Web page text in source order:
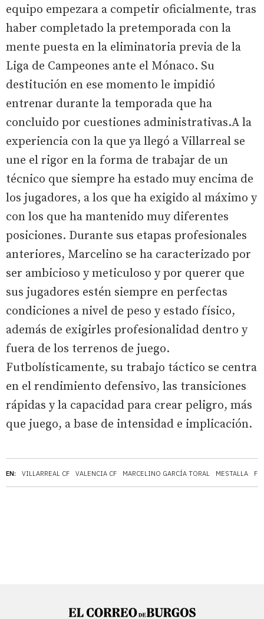
EN: VILLARREAL CF VALENCIA CF MARCELINO GARCÍA TORAL MESTALLA
equipo empezara a competir oficialmente, tras
haber completado la pretemporada con la
mente puesta en la eliminatoria previa de la
Liga de Campeones ante el Mónaco. Su
destitución en ese momento le impidió
entrenar durante la temporada que ha
concluido por cuestiones administrativas.A la
experiencia con la que ya llegó a Villarreal se
une el rigor en la forma de trabajar de un
técnico que siempre ha estado muy encima de
los jugadores, a los que ha exigido al máximo y
con los que ha mantenido muy diferentes
posiciones. Durante sus etapas profesionales
anteriores, Marcelino se ha caracterizado por
ser ambicioso y meticuloso y por querer que
sus jugadores estén siempre en perfectas
condiciones a nivel de peso y estado físico,
además de exigirles profesionalidad dentro y
fuera de los terrenos de juego.
Futbolísticamente, su trabajo táctico se centra
en el rendimiento defensivo, las transiciones
rápidas y la capacidad para crear peligro, más
que juego, a base de intensidad e implicación.